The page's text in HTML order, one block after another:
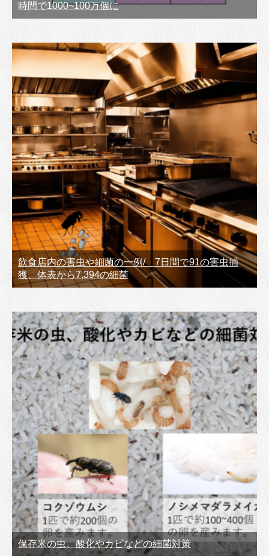
時間で1000~100万個に
飲食店内の害虫や細菌の一例/ 7日間で91の害虫捕
獲、体表から7,394の細菌
保存米の虫、酸化やカビなどの細菌対策